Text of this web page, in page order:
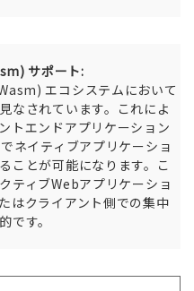
サポート:
エコシステムにおいて
なされています。これによ
トエンドアプリケーション
ネイティブアプリケーショ
ことが可能になります。こ
ティブWebアプリケーショ
はクライアント側での集中
です。